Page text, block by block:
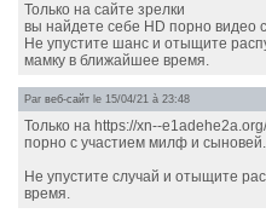
Только на сайте зрелки
вы найдете себе HD порно видео
Не упустите шанс и отыщите
мамку в ближайшее время.
Par веб-сайт le 15/04/21 à 23:48
Только на https://xn--
порно с участием милф и сыновей.
Не упустите случай и отыщите
время.